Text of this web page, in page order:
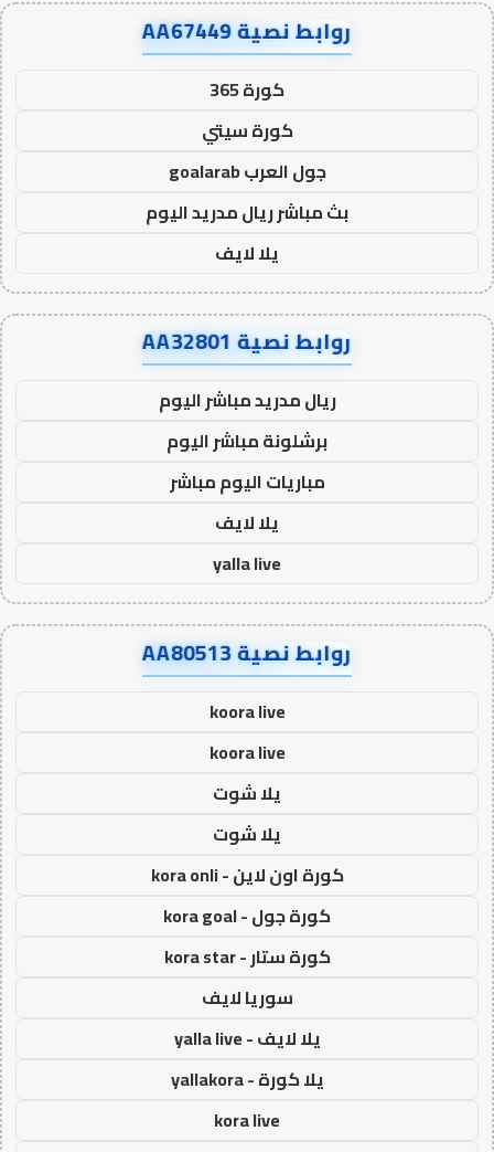
روابط نصية AA67449
كورة 365
كورة سيتي
جول العرب goalarab
بث مباشر ريال مدريد اليوم
يلا لايف
روابط نصية AA32801
ريال مدريد مباشر اليوم
برشلونة مباشر اليوم
مباريات اليوم مباشر
يلا لايف
yalla live
روابط نصية AA80513
koora live
koora live
يلا شوت
يلا شوت
كورة اون لاين - kora onli
كورة جول - kora goal
كورة ستار - kora star
سوريا لايف
يلا لايف - yalla live
يلا كورة - yallakora
kora live